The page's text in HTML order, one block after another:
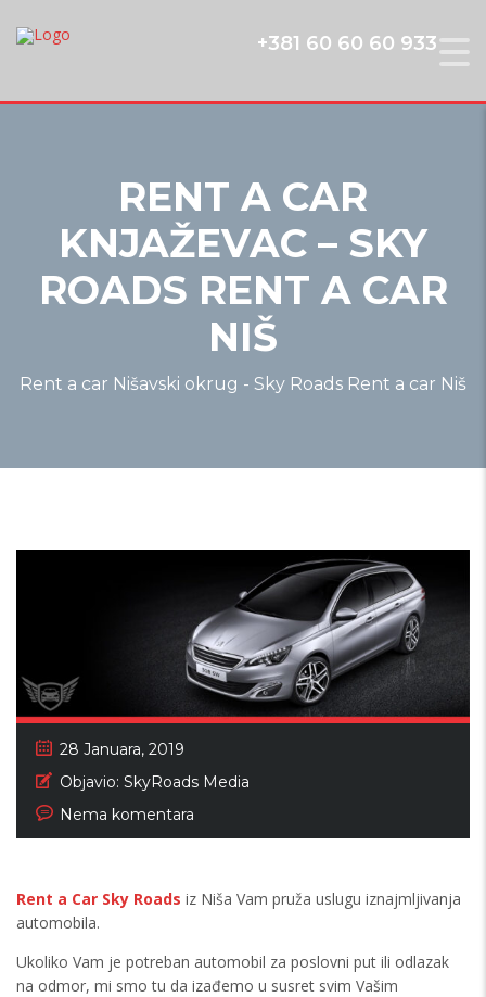
+381 60 60 60 933
RENT A CAR
KNJAŽEVAC – SKY
ROADS RENT A CAR
NIŠ
Rent a car Nišavski okrug - Sky Roads Rent a car Niš
28 Januara, 2019
Objavio: SkyRoads Media
Nema komentara
Rent a Car Sky Roads iz Niša Vam pruža uslugu iznajmljivanja
automobila.
Ukoliko Vam je potreban automobil za poslovni put ili odlazak
na odmor, mi smo tu da izađemo u susret svim Vašim